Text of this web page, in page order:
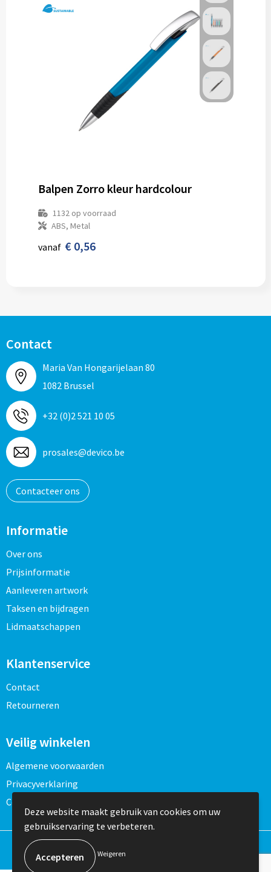
Balpen Zorro kleur hardcolour
1132op voorraad
ABS, Metal
vanaf € 0,56
Contact
Maria Van Hongarijelaan 80
1082 Brussel
+32 (0)2 521 10 05
prosales@devico.be
Contacteer ons
Informatie
Over ons
Prijsinformatie
Aanleveren artwork
Taksen en bijdragen
Lidmaatschappen
Klantenservice
Contact
Retourneren
Veilig winkelen
Algemene voorwaarden
Privacyverklaring
Cookieverklaring
Deze website maakt gebruik van cookies om uw
gebruikservaring te verbeteren.
Weigeren